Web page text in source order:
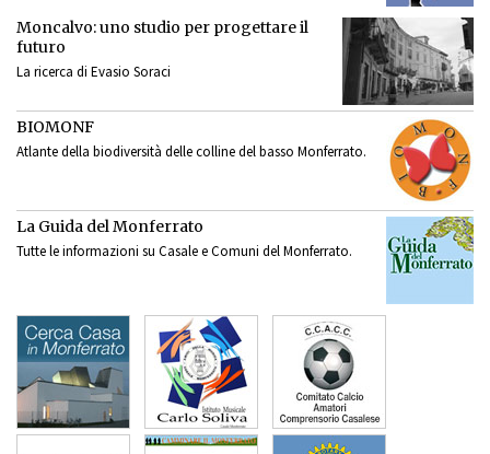
Moncalvo: uno studio per progettare il
futuro
La ricerca di Evasio Soraci
BIOMONF
Atlante della biodiversità delle colline del basso Monferrato.
La Guida del Monferrato
Tutte le informazioni su Casale e Comuni del Monferrato.